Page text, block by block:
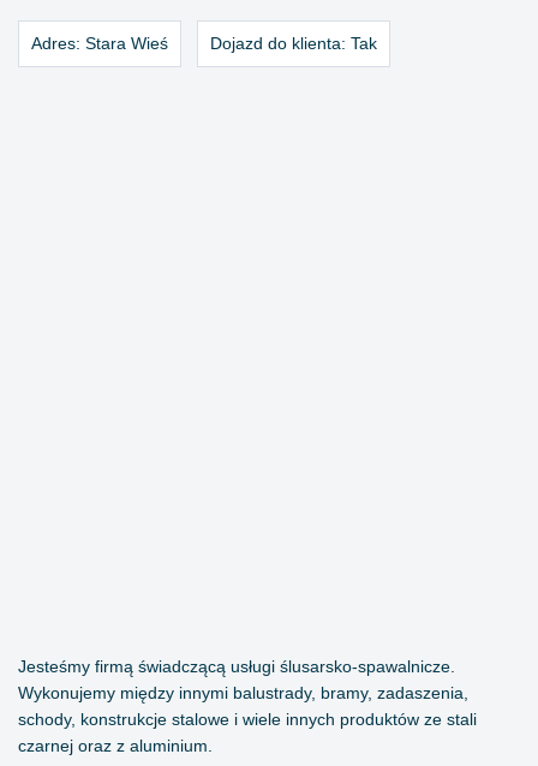
Adres: Stara Wieś Dojazd do klienta: Tak
Jesteśmy firmą świadczącą usługi ślusarsko-spawalnicze.
Wykonujemy między innymi balustrady, bramy, zadaszenia,
schody, konstrukcje stalowe i wiele innych produktów ze stali
czarnej oraz z aluminium.